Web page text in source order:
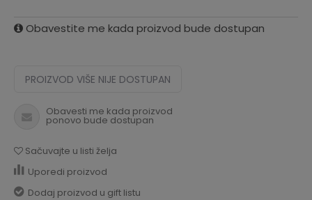
Obavestite me kada proizvod bude dostupan
PROIZVOD VIŠE NIJE DOSTUPAN
Obavesti me kada proizvod
ponovo bude dostupan
Sačuvajte u listi želja
Uporedi proizvod
Dodaj proizvod u gift listu